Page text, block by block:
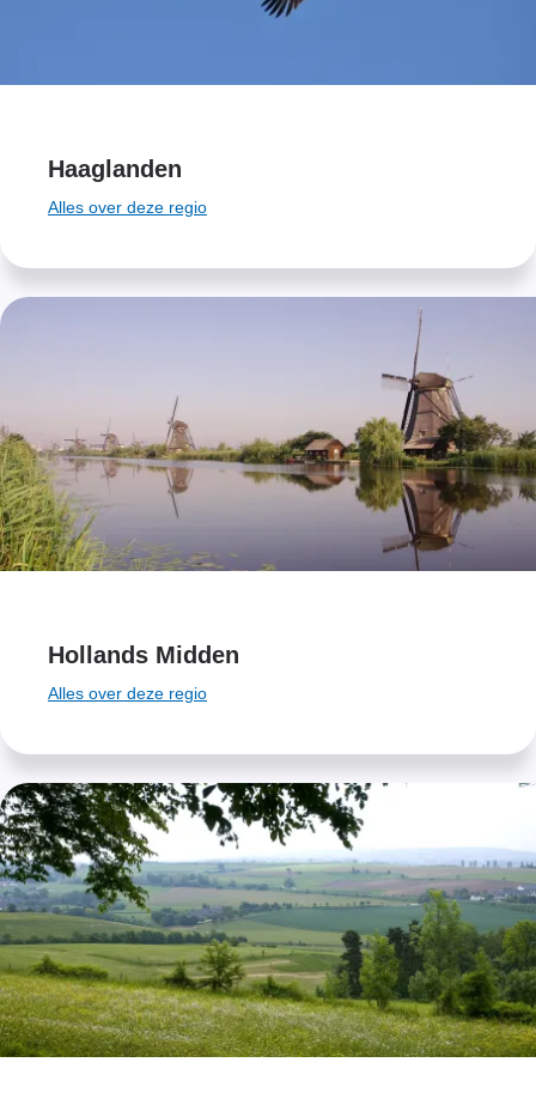
Haaglanden
Alles over deze regio
Hollands Midden
Alles over deze regio